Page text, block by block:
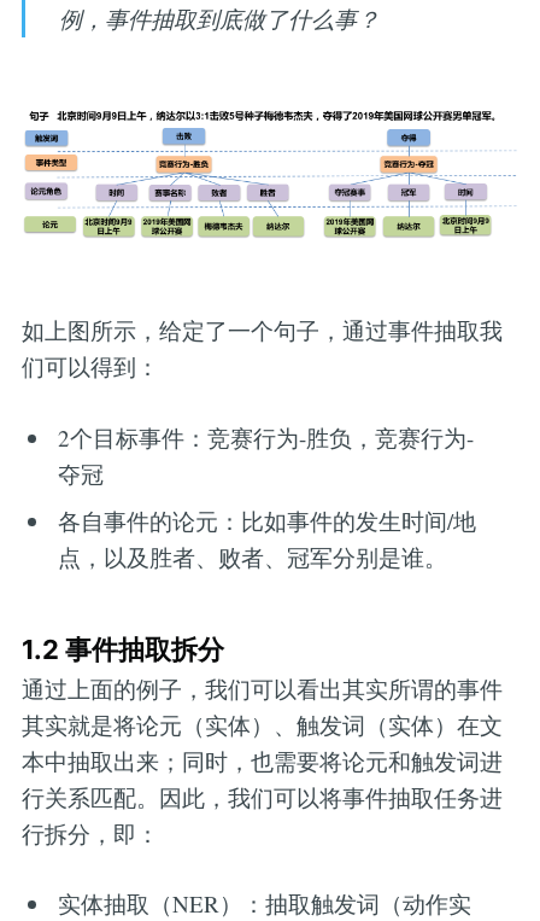
例，事件抽取到底做了什么事？
如上图所示，给定了一个句子，通过事件抽取我
们可以得到：
2个目标事件：竞赛行为-胜负，竞赛行为-
夺冠
各自事件的论元：比如事件的发生时间/地
点，以及胜者、败者、冠军分别是谁。
1.2 事件抽取拆分
通过上面的例子，我们可以看出其实所谓的事件
其实就是将论元（实体）、触发词（实体）在文
本中抽取出来；同时，也需要将论元和触发词进
行关系匹配。因此，我们可以将事件抽取任务进
行拆分，即：
实体抽取（NER）：抽取触发词（动作实